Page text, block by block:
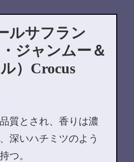
ルサフラン
・ジャンムー＆
）Crocus
質とされ、香りは濃
深いハチミツのよう
つ。